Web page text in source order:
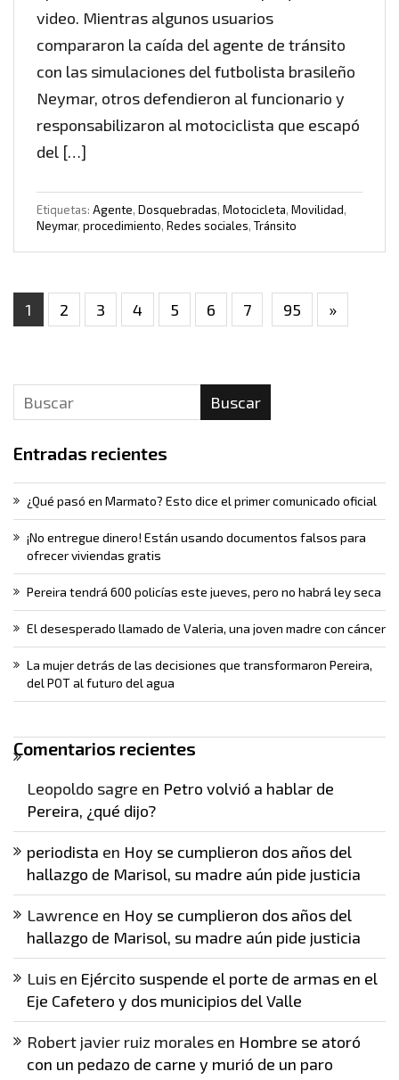
video. Mientras algunos usuarios
compararon la caída del agente de tránsito
con las simulaciones del futbolista brasileño
Neymar, otros defendieron al funcionario y
responsabilizaron al motociclista que escapó
del […]
Etiquetas: Agente, Dosquebradas, Motocicleta, Movilidad,
Neymar, procedimiento, Redes sociales, Tránsito
1 2 3 4 5 6 7 95 »
Buscar
Entradas recientes
¿Qué pasó en Marmato? Esto dice el primer comunicado oficial
¡No entregue dinero! Están usando documentos falsos para
ofrecer viviendas gratis
Pereira tendrá 600 policías este jueves, pero no habrá ley seca
El desesperado llamado de Valeria, una joven madre con cáncer
La mujer detrás de las decisiones que transformaron Pereira,
del POT al futuro del agua
Comentarios recientes
Leopoldo sagre en Petro volvió a hablar de
Pereira, ¿qué dijo?
periodista en Hoy se cumplieron dos años del
hallazgo de Marisol, su madre aún pide justicia
Lawrence en Hoy se cumplieron dos años del
hallazgo de Marisol, su madre aún pide justicia
Luis en Ejército suspende el porte de armas en el
Eje Cafetero y dos municipios del Valle
Robert javier ruiz morales en Hombre se atoró
con un pedazo de carne y murió de un paro